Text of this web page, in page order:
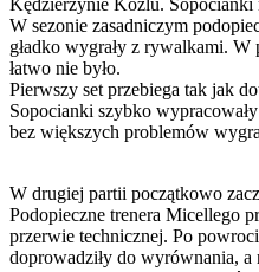
W sezonie zasadniczym
gładko wygrały z rywalkami.
łatwo nie było.
Pierwszy set przebiega tak jak
Sopocianki szybko
bez większych problemów
W drugiej partii początkowo
Podopieczne trenera Micellego
przerwie technicznej. Po
doprowadziły do wyrównania, a